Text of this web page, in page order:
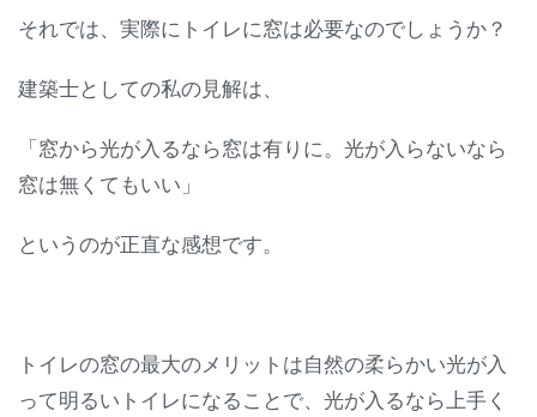
それでは、実際にトイレに窓は必要なのでしょうか？
建築士としての私の見解は、
「窓から光が入るなら窓は有りに。光が入らないなら
窓は無くてもいい」
というのが正直な感想です。
トイレの窓の最大のメリットは自然の柔らかい光が入
って明るいトイレになることで、光が入るなら上手く